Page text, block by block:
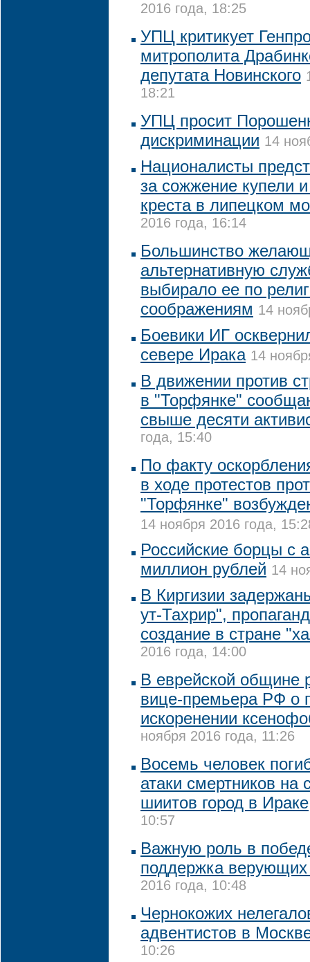
2016 года, 18:25
УПЦ критикует
митрополита
депутата Новинского
18:21
УПЦ просит
дискриминации 14
Националисты
за сожжение купели
креста в липецком
2016 года, 16:14
Большинство
альтернативную
выбирало ее по
соображениям 14
Боевики ИГ
севере Ирака 14
В движении против
в "Торфянке"
свыше десяти
года, 15:40
По факту
в ходе протестов
"Торфянке"
14 ноября 2016 года,
Российские борцы с
миллион рублей 14
В Киргизии
ут-Тахрир",
создание в стране
2016 года, 14:00
В еврейской общине
вице-премьера РФ о
искоренении
ноября 2016 года, 11:26
Восемь человек
атаки смертников
шиитов город в Ираке
10:57
Важную роль в
поддержка верующих
2016 года, 10:48
Чернокожих
адвентистов в
10:26